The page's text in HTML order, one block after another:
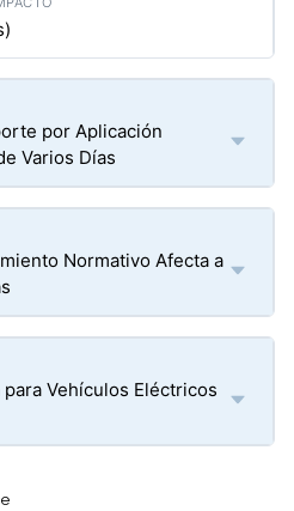
por Aplicación
Varios Días
Normativo Afecta a
para Vehículos Eléctricos